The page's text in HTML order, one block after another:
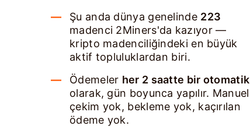
Şu anda dünya genelinde 223
madenci 2Miners'da kazıyor —
kripto madenciliğindeki en büyük
aktif topluluklardan biri.
Ödemeler her 2 saatte bir otomatik
olarak, gün boyunca yapılır. Manuel
çekim yok, bekleme yok, kaçırılan
ödeme yok.